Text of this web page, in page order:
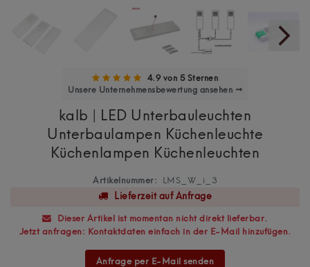
4.9 von 5 Sternen
Unsere Unternehmensbewertung ansehen →
kalb | LED Unterbauleuchten
Unterbaulampen Küchenleuchte
Küchenlampen Küchenleuchten
Artikelnummer:
LMS_W_i_3
Lieferzeit auf Anfrage
Dieser Artikel ist momentan nicht direkt lieferbar.
Jetzt anfragen: Kontaktdaten einfach in der E-Mail hinzufügen.
Anfrage per E-Mail senden